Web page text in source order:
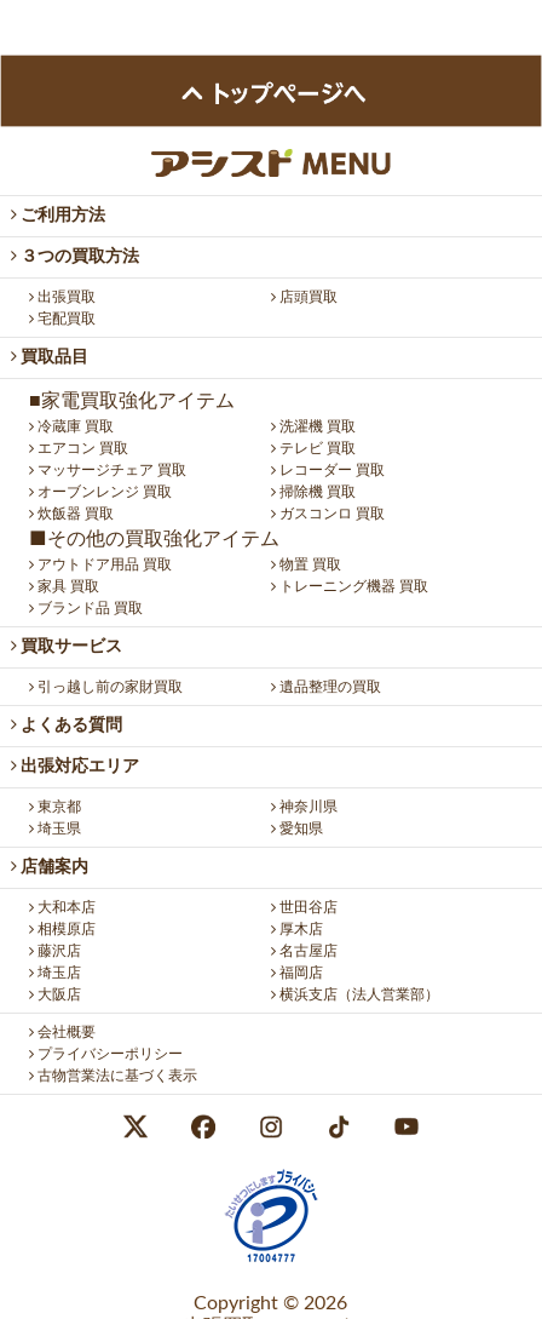
ご利用方法
３つの買取方法
出張買取
店頭買取
宅配買取
買取品目
■家電買取強化アイテム
冷蔵庫 買取
洗濯機 買取
エアコン 買取
テレビ 買取
マッサージチェア 買取
レコーダー 買取
オーブンレンジ 買取
掃除機 買取
炊飯器 買取
ガスコンロ 買取
■その他の買取強化アイテム
アウトドア用品 買取
物置 買取
家具 買取
トレーニング機器 買取
ブランド品 買取
買取サービス
引っ越し前の家財買取 遺品整理の買取
よくある質問
出張対応エリア
東京都
神奈川県
埼玉県
愛知県
店舗案内
大和本店
世田谷店
相模原店
厚木店
藤沢店
名古屋店
埼玉店
福岡店
大阪店
横浜支店（法人営業部）
会社概要
プライバシーポリシー
古物営業法に基づく表示
Copyright © 2026